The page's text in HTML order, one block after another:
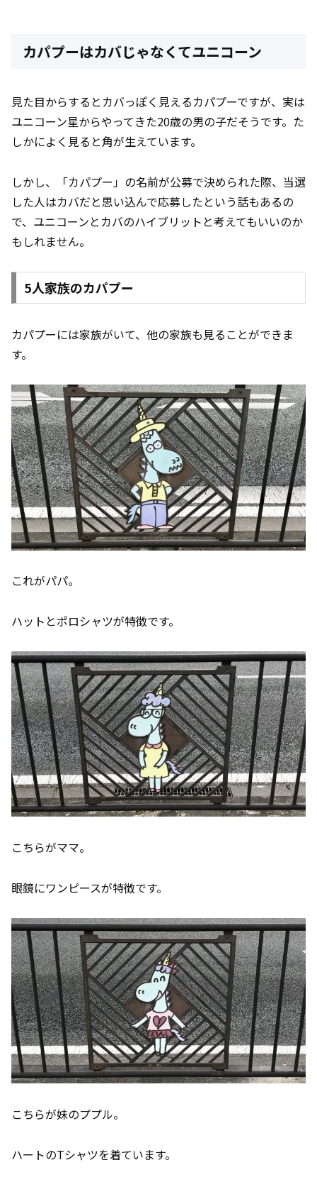
カパプーはカバじゃなくてユニコーン
見た目からするとカバっぽく見えるカパプーですが、実は
ユニコーン星からやってきた20歳の男の子だそうです。た
しかによく見ると角が生えています。
しかし、「カパプー」の名前が公募で決められた際、当選
した人はカバだと思い込んで応募したという話もあるの
で、ユニコーンとカバのハイブリットと考えてもいいのか
もしれません。
5人家族のカパプー
カパプーには家族がいて、他の家族も見ることができま
す。
これがパパ。
ハットとポロシャツが特徴です。
こちらがママ。
眼鏡にワンピースが特徴です。
こちらが妹のププル。
ハートのTシャツを着ています。